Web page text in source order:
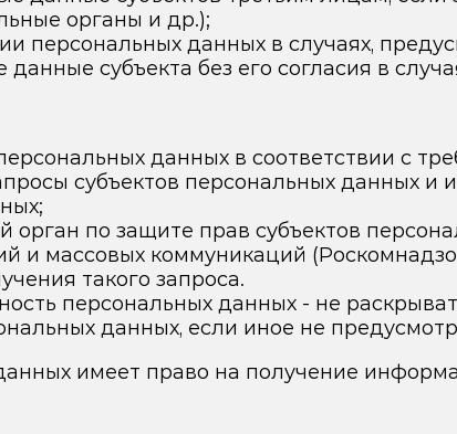
органы и др.);
персональных данных в случаях,
субъекта без его согласия в
данных в соответствии с
субъектов персональных данных и
орган по защите прав субъектов
и массовых коммуникаций
такого запроса.
персональных данных - не
данных, если иное не
имеет право на получение